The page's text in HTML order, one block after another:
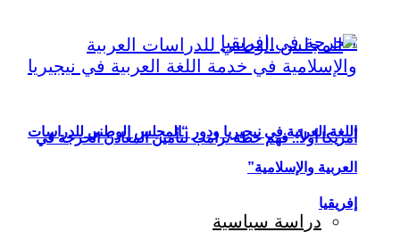
أمريكا أولاً.. فهم خطة ترامب لتأمين المعادن الحرجة في
إفريقيا
اللغة العربية في نيجيريا ودور “المجلس الوطني للدراسات
العربية والإسلامية”
دراسة سياسية